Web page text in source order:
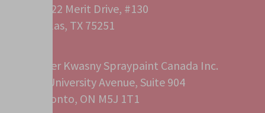
12222 Merit Drive, #130
Dallas, TX 75251
Peter Kwasny Spraypaint Canada Inc.
40 University Avenue, Suite 904
Toronto, ON M5J 1T1